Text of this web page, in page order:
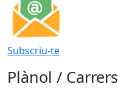
Subscriu-te
Plànol / Carrers